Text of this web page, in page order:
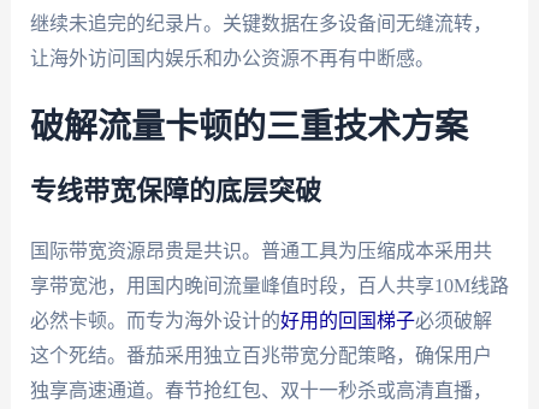
继续未追完的纪录片。关键数据在多设备间无缝流转，
让海外访问国内娱乐和办公资源不再有中断感。
破解流量卡顿的三重技术方案
专线带宽保障的底层突破
国际带宽资源昂贵是共识。普通工具为压缩成本采用共
享带宽池，用国内晚间流量峰值时段，百人共享10M线路
必然卡顿。而专为海外设计的好用的回国梯子必须破解
这个死结。番茄采用独立百兆带宽分配策略，确保用户
独享高速通道。春节抢红包、双十一秒杀或高清直播，